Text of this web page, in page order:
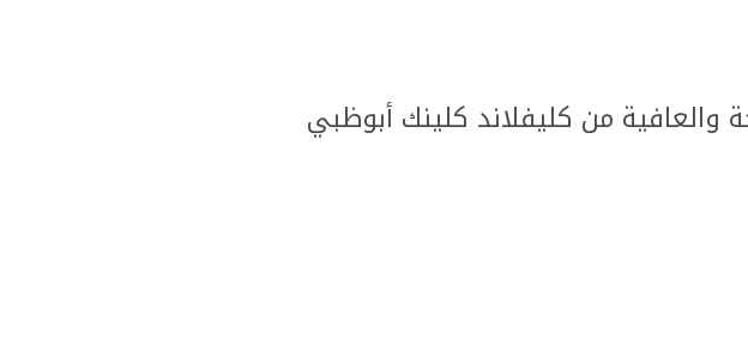
من كليفلاند كلينك أبوظبي